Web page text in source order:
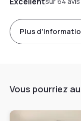
Plus
Vous pourriez